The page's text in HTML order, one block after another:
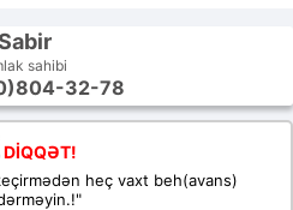
sahibi
32-78
DİQQƏT!
heç vaxt beh(avans)